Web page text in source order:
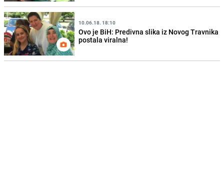
10.06.18. 18:10
Ovo je BiH: Predivna slika iz Novog Travnika
postala viralna!